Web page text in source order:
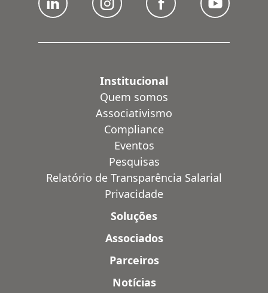
Institucional
Quem somos
Associativismo
Compliance
Eventos
Pesquisas
Relatório de Transparência Salarial
Privacidade
Soluções
Associados
Parceiros
Notícias